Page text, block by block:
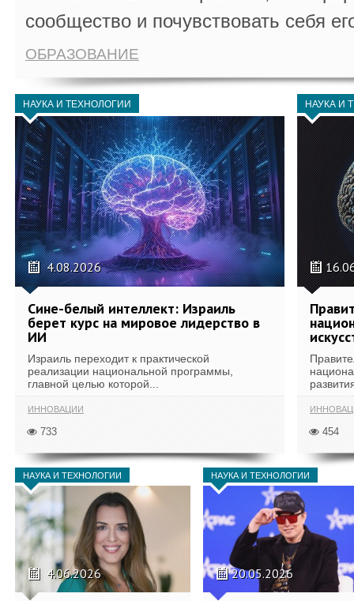
сообщество и почувствовать себя
ОБРАЗОВАНИЕ
НАУКА И ТЕХНОЛОГИИ
4.08.2026
Сине-белый интеллект: Израиль
берет курс на мировое лидерство в
ИИ
Израиль переходит к практической
реализации национальной программы,
главной целью которой...
ИННОВАЦИИ
733
НАУКА И
454
НАУКА И ТЕХНОЛОГИИ
4.06.2026
НАУКА И ТЕХНОЛОГИИ
20.05.2026